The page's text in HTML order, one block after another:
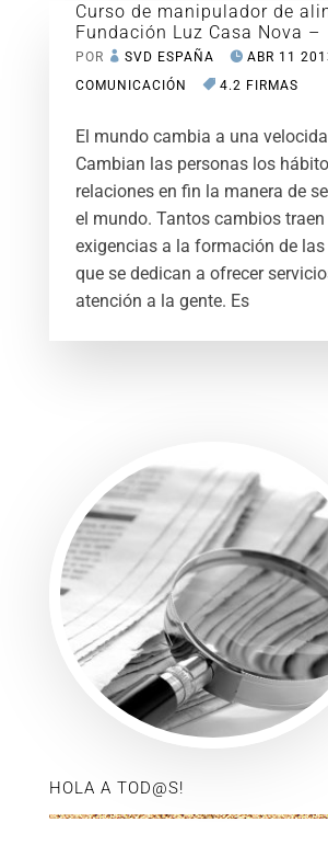
Curso de manipulador de
Fundación Luz Casa Nova –
POR SVD ESPAÑA ABR 11
COMUNICACIÓN
4.2 FIRMAS
El mundo cambia a una
Cambian las personas los
relaciones en fin la manera de
el mundo. Tantos cambios
exigencias a la formación de
que se dedican a ofrecer
atención a la gente. Es
HOLA A TOD@S!